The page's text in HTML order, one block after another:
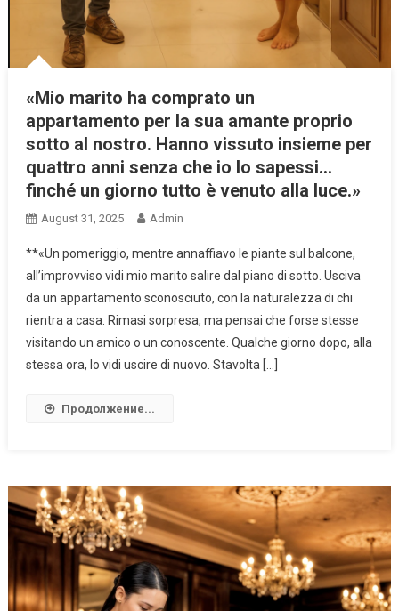
«Mio marito ha comprato un
appartamento per la sua amante proprio
sotto al nostro. Hanno vissuto insieme per
quattro anni senza che io lo sapessi…
finché un giorno tutto è venuto alla luce.»
August 31, 2025 Admin
**«Un pomeriggio, mentre annaffiavo le piante sul balcone,
all’improvviso vidi mio marito salire dal piano di sotto. Usciva
da un appartamento sconosciuto, con la naturalezza di chi
rientra a casa. Rimasi sorpresa, ma pensai che forse stesse
visitando un amico o un conoscente. Qualche giorno dopo, alla
stessa ora, lo vidi uscire di nuovo. Stavolta […]
Продолжение...